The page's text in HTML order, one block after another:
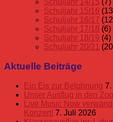
Schuljahr 14/15 (7)
Schuljahr 15/16
Schuljahr 16/17
Schuljahr 17/18 (6)
Schuljahr 18/19 (4)
Schuljahr 20/21
Aktuelle Beiträge
Ein Eis zur Belohnung
Unser Ausflug in den Zoo
Live Music Now
Konzert! 7. Juli 2026